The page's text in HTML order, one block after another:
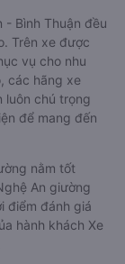
- Bình Thuận đều
Trên xe được
vụ cho nhu
các hãng xe
luôn chú trọng
để mang đến
nằm tốt
An giường
điểm đánh giá
hành khách Xe